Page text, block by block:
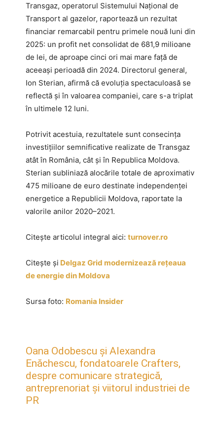
Transgaz, operatorul Sistemului Național de
Transport al gazelor, raportează un rezultat
financiar remarcabil pentru primele nouă luni din
2025: un profit net consolidat de 681,9 milioane
de lei, de aproape cinci ori mai mare față de
aceeași perioadă din 2024. Directorul general,
Ion Sterian, afirmă că evoluția spectaculoasă se
reflectă și în valoarea companiei, care s-a triplat
în ultimele 12 luni.
Potrivit acestuia, rezultatele sunt consecința
investițiilor semnificative realizate de Transgaz
atât în România, cât și în Republica Moldova.
Sterian subliniază alocările totale de aproximativ
475 milioane de euro destinate independenței
energetice a Republicii Moldova, raportate la
valorile anilor 2020–2021.
Citește articolul integral aici: turnover.ro
Citește și Delgaz Grid modernizează rețeaua
de energie din Moldova
Sursa foto: Romania Insider
Oana Odobescu și Alexandra
Enăchescu, fondatoarele Crafters,
despre comunicare strategică,
antreprenoriat și viitorul industriei de
PR